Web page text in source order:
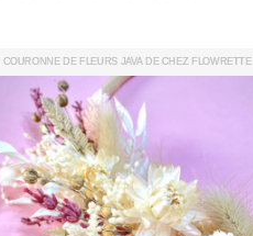
COURONNE DE FLEURS JAVA DE CHEZ FLOWRETTE